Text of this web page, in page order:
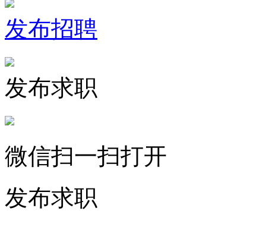
发布招聘
发布求职
微信扫一扫打开
发布求职